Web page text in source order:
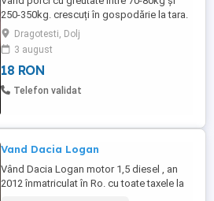
250-350kg. crescuți în gospodărie la tara.
Mai multe detalii la tel . Preț este
negociabil la fata locului.
Dragotesti, Dolj
3 august
18 RON
Telefon validat
Vand Dacia Logan
Vând Dacia Logan motor 1,5 diesel , an
2012 înmatriculat în Ro. cu toate taxele la